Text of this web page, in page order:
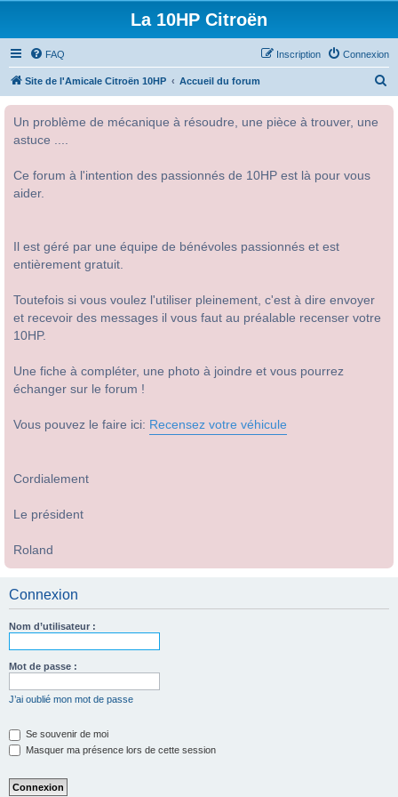
La 10HP Citroën
FAQ Connexion
Inscription
Site de l'Amicale Citroën 10HP Accueil du forum
Un problème de mécanique à résoudre, une pièce à trouver, une
astuce ....
Ce forum à l'intention des passionnés de 10HP est là pour vous
aider.
Il est géré par une équipe de bénévoles passionnés et est
entièrement gratuit.
Toutefois si vous voulez l'utiliser pleinement, c'est à dire envoyer
et recevoir des messages il vous faut au préalable recenser votre
10HP.
Une fiche à compléter, une photo à joindre et vous pourrez
échanger sur le forum !
Vous pouvez le faire ici: Recensez votre véhicule
Cordialement
Le président
Roland
Connexion
Nom d’utilisateur :
Mot de passe :
J’ai oublié mon mot de passe
Se souvenir de moi
Masquer ma présence lors de cette session